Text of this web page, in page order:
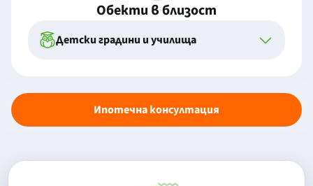
Обекти в близост
Детски градини и училища
Ипотечна консултация